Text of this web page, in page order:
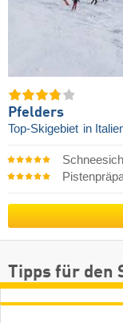
Pfelders
Top-Skigebiet in
Tipps für den